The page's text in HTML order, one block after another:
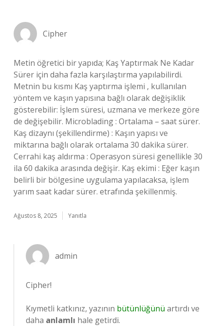
Cipher
Metin öğretici bir yapıda; Kaş Yaptırmak Ne Kadar
Sürer için daha fazla karşılaştırma yapılabilirdi.
Metnin bu kısmı Kaş yaptırma işlemi , kullanılan
yöntem ve kaşın yapısına bağlı olarak değişiklik
gösterebilir: İşlem süresi, uzmana ve merkeze göre
de değişebilir. Microblading : Ortalama – saat sürer.
Kaş dizaynı (şekillendirme) : Kaşın yapısı ve
miktarına bağlı olarak ortalama 30 dakika sürer.
Cerrahi kaş aldırma : Operasyon süresi genellikle 30
ila 60 dakika arasında değişir. Kaş ekimi : Eğer kaşın
belirli bir bölgesine uygulama yapılacaksa, işlem
yarım saat kadar sürer. etrafında şekillenmiş.
Ağustos 8, 2025 Yanıtla
admin
Cipher!
Kıymetli katkınız, yazının bütünlüğünü artırdı ve
daha anlamlı hale getirdi.